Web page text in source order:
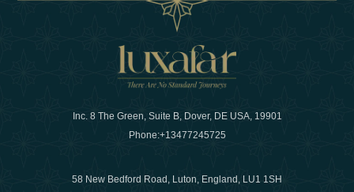
Inc. 8 The Green, Suite B, Dover, DE USA, 19901
Phone:+13477245725
58 New Bedford Road, Luton, England, LU1 1SH